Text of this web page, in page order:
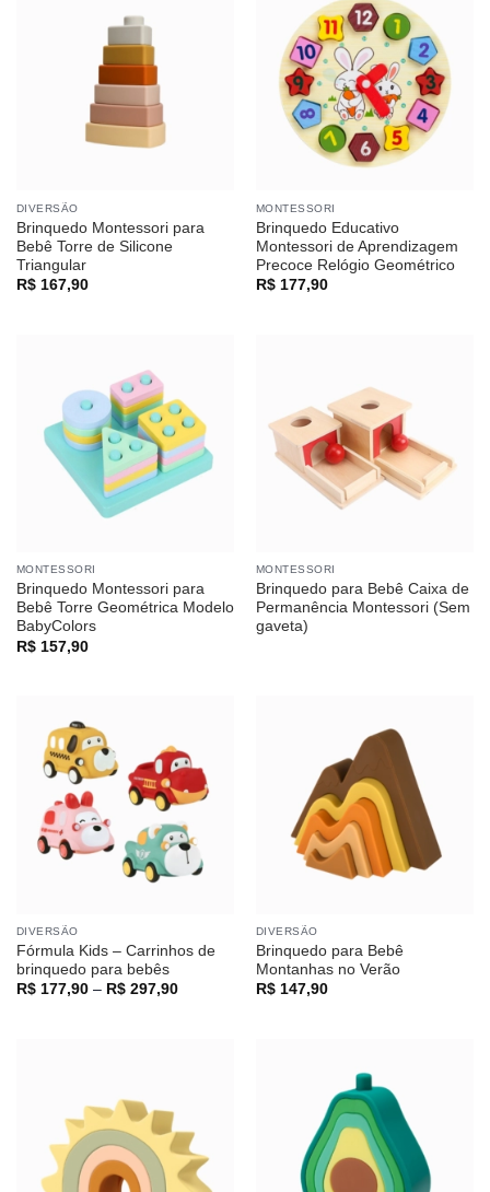
DIVERSÃO
Brinquedo Montessori para
Bebê Torre de Silicone
Triangular
R$167,90
MONTESSORI
Brinquedo Educativo
Montessori de Aprendizagem
Precoce Relógio Geométrico
R$177,90
MONTESSORI
Brinquedo Montessori para
Bebê Torre Geométrica Modelo
BabyColors
R$157,90
MONTESSORI
Brinquedo para Bebê Caixa de
Permanência Montessori (Sem
gaveta)
DIVERSÃO
Fórmula Kids – Carrinhos de
brinquedo para bebês
R$177,90 – R$297,90Faixa
DIVERSÃO
Brinquedo para Bebê
Montanhas no Verão
R$147,90